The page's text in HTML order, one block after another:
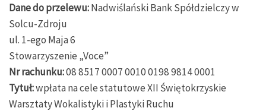
Dane do przelewu:Nadwiślański Bank Spółdzielczy w
Solcu-Zdroju
ul. 1-ego Maja 6
Stowarzyszenie „Voce”
Nr rachunku:08 8517 0007 0010 0198 9814 0001
Tytuł:wpłata na cele statutowe XII Świętokrzyskie
Warsztaty Wokalistyki i Plastyki Ruchu